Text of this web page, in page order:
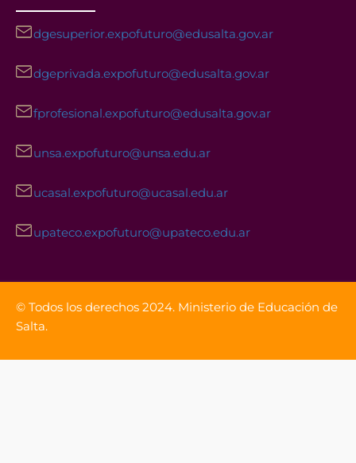
dgesuperior.expofuturo@edusalta.gov.ar
dgeprivada.expofuturo@edusalta.gov.ar
fprofesional.expofuturo@edusalta.gov.ar
unsa.expofuturo@unsa.edu.ar
ucasal.expofuturo@ucasal.edu.ar
upateco.expofuturo@upateco.edu.ar
© Todos los derechos 2024. Ministerio de Educación de
Salta.